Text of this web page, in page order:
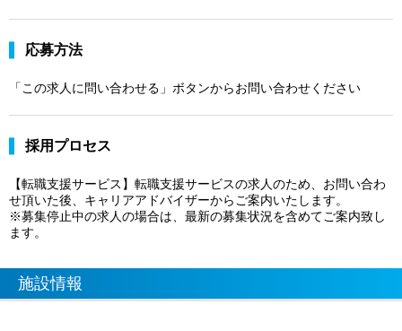
応募方法
「この求人に問い合わせる」ボタンからお問い合わせください
採用プロセス
【転職支援サービス】転職支援サービスの求人のため、お問い合わ
せ頂いた後、キャリアアドバイザーからご案内いたします。
※募集停止中の求人の場合は、最新の募集状況を含めてご案内致し
ます。
施設情報